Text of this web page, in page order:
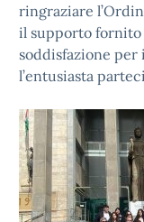
ringraziare
il supporto fornito
soddisfazione
l’entusiasta